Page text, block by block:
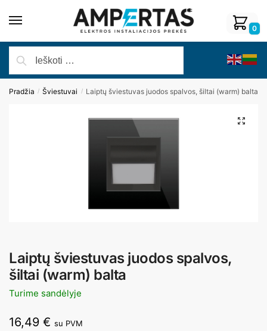
0
Pradžia / Šviestuvai / Laiptų šviestuvas juodos spalvos, šiltai (warm) balta
Laiptų šviestuvas juodos spalvos,
šiltai (warm) balta
Turime sandėlyje
16,49 € su PVM